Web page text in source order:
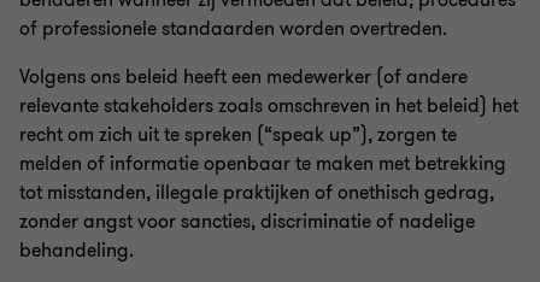
of professionele standaarden worden overtreden.
Volgens ons beleid heeft een medewerker (of andere
relevante stakeholders zoals omschreven in het beleid) het
recht om zich uit te spreken (“speak up”), zorgen te
melden of informatie openbaar te maken met betrekking
tot misstanden, illegale praktijken of onethisch gedrag,
zonder angst voor sancties, discriminatie of nadelige
behandeling.